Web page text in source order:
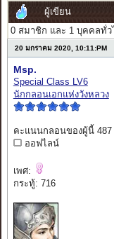
ผู้เขียน
0 สมาชิก และ 1 บุคคลทั่
20 มกราคม 2020, 10:11:PM
Msp.
Special Class LV6
นักกลอนเอกแห่งวังหลวง
คะแนนกลอนของผู้นี้ 487
ออฟไลน์
เพศ:
กระทู้: 716